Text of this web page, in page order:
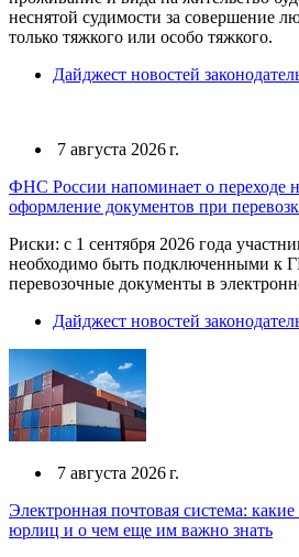
неснятой судимости за совершение
только тяжкого или особо тяжкого.
Дайджест новостей
7 августа 2026 г.
ФНС России напоминает о переходе
оформление документов при
Риски: с 1 сентября 2026 года
необходимо быть подключенными к
перевозочные документы в
Дайджест новостей
7 августа 2026 г.
Электронная почтовая система: какие
юрлиц и о чем еще им важно знать